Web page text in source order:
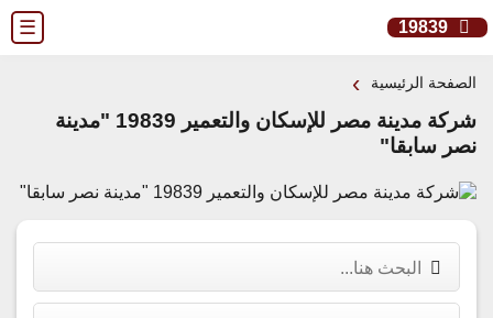
☰ 19839
الصفحة الرئيسية ›
شركة مدينة مصر للإسكان والتعمير 19839 "مدينة
نصر سابقا"